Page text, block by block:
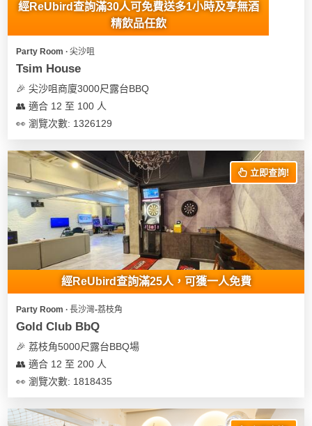
經ReUbird查詢滿30人可免費送多1小時及享無酒
精飲品任飲
Party Room ∙ 尖沙咀
Tsim House
🎉 尖沙咀商廈3000尺露台BBQ
👥 適合 12 至 100 人
👀 瀏覽次數: 1326129
立即查詢!
經ReUbird查詢滿25人，可獲一人免費
Party Room ∙ 長沙灣-荔枝角
Gold Club BbQ
🎉 荔枝角5000尺露台BBQ場
👥 適合 12 至 200 人
👀 瀏覽次數: 1818435